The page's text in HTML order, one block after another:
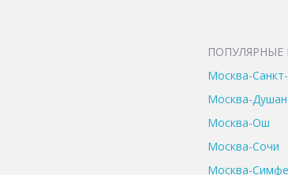
ПОПУЛЯРНЫЕ
Москва-
Москва-
Москва-Ош
Москва-Сочи
Москва-